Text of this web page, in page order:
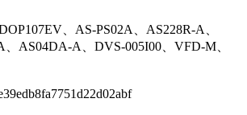
、AS-PS02A、AS228R-A、
、AS04DA-A、DVS-005I00、VFD-M、